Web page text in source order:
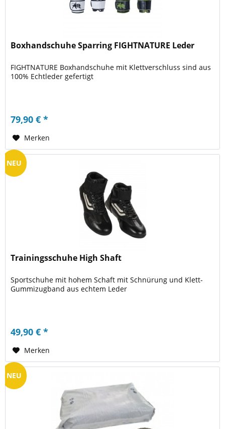
Boxhandschuhe Sparring FIGHTNATURE Leder
FIGHTNATURE Boxhandschuhe mit Klettverschluss sind aus
100% Echtleder gefertigt
79,90 € *
Merken
NEU
Trainingsschuhe High Shaft
Sportschuhe mit hohem Schaft mit Schnürung und Klett-
Gummizugband aus echtem Leder
49,90 € *
Merken
NEU